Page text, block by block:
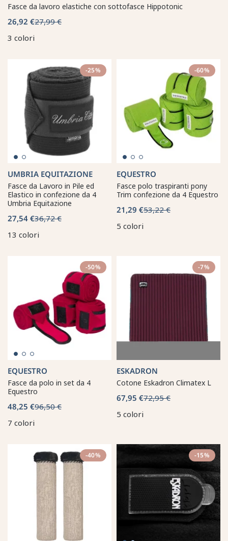
Fasce da lavoro elastiche con sottofasce Hippotonic
26,92 €27,99 €
3 colori
-25%
UMBRIA EQUITAZIONE
Fasce da Lavoro in Pile ed
Elastico in confezione da 4
Umbria Equitazione
27,54 €36,72 €
13 colori
-60%
EQUESTRO
Fasce polo traspiranti pony
Trim confezione da 4 Equestro
21,29 €53,22 €
5 colori
-50%
EQUESTRO
Fasce da polo in set da 4
Equestro
48,25 €96,50 €
7 colori
-7%
ESKADRON
Cotone Eskadron Climatex L
67,95 €72,95 €
5 colori
-40% -15%